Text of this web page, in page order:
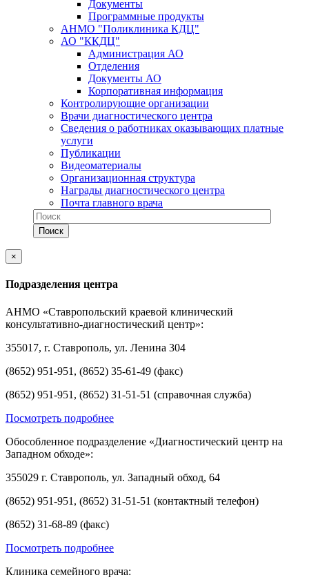
Документы
Программные продукты
АНМО "Поликлиника КДЦ"
АО "ККДЦ"
Администрация АО
Отделения
Документы АО
Корпоративная информация
Контролирующие организации
Врачи диагностического центра
Сведения о работниках оказывающих платные
услуги
Публикации
Видеоматериалы
Организационная структура
Награды диагностического центра
Почта главного врача
×
Подразделения центра
АНМО «Ставропольский краевой клинический
консультативно-диагностический центр»:
355017, г. Ставрополь, ул. Ленина 304
(8652) 951-951, (8652) 35-61-49 (факс)
(8652) 951-951, (8652) 31-51-51 (справочная служба)
Посмотреть подробнее
Обособленное подразделение «Диагностический центр на
Западном обходе»:
355029 г. Ставрополь, ул. Западный обход, 64
(8652) 951-951, (8652) 31-51-51 (контактный телефон)
(8652) 31-68-89 (факс)
Посмотреть подробнее
Клиника семейного врача: